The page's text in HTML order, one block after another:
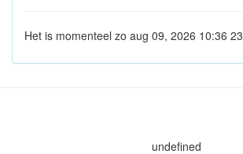
Het is momenteel zo aug 09, 2026 10:36 23
undefined